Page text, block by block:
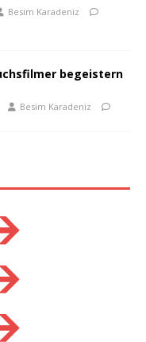
Besim Karadeniz
begeistern
Besim Karadeniz